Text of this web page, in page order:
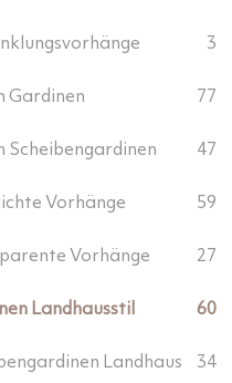
3
Gardinen 77
Scheibengardinen 47
Vorhänge 59
Vorhänge 27
Landhausstil 60
Landhaus 34